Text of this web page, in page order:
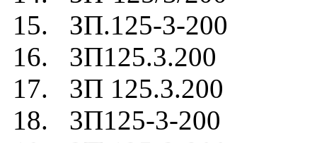
15. ЗП.125-3-200
16. 3П125.3.200
17. 3П 125.3.200
18. 3П125-3-200